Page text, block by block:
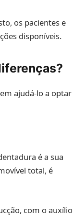
os pacientes e
disponíveis.
ajudá-lo a optar
é a sua
total, é
com o auxílio